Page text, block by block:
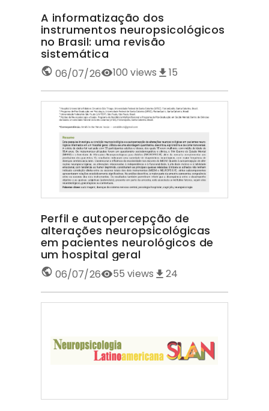
A informatização dos
instrumentos neuropsicológicos
no Brasil: uma revisão
sistemática
06/07/26 100 views 15
Perfil e autopercepção de
alterações neuropsicológicas
em pacientes neurológicos de
um hospital geral
06/07/26 55 views 24